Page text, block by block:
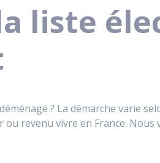
liste
? La démarche varie
revenu vivre en France. Nous